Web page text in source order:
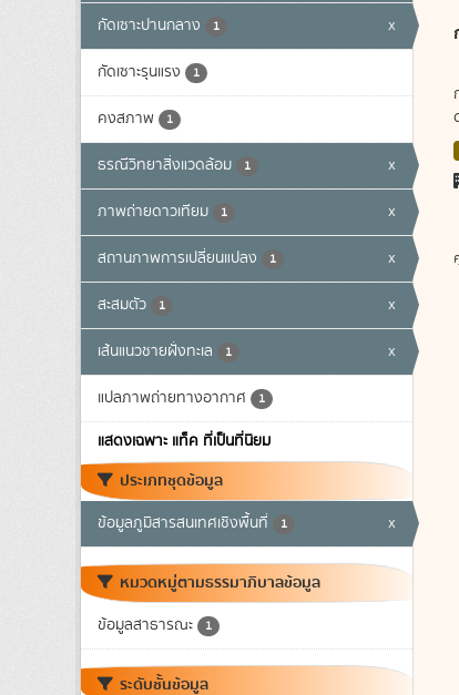
กัดเซาะปานกลาง 1 x
กัดเซาะรุนแรง 1
คงสภาพ 1
ธรณีวิทยาสิ่งแวดล้อม 1 x
ภาพถ่ายดาวเทียม 1 x
สถานภาพการเปลี่ยนแปลง 1 x
สะสมตัว 1 x
เส้นแนวชายฝั่งทะเล 1 x
แปลภาพถ่ายทางอากาศ 1
แสดงเฉพาะ แท็ค ที่เป็นที่นิยม
ประเภทชุดข้อมูล
ข้อมูลภูมิสารสนเทศเชิงพื้นที่ 1 x
หมวดหมู่ตามธรรมาภิบาลข้อมูล
ข้อมูลสาธารณะ 1
ระดับชั้นข้อมูล